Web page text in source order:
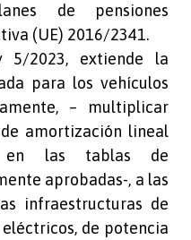
de pensiones
(UE) 2016/2341.
5/2023, extiende la
para los vehículos
– multiplicar
amortización lineal
en las tablas de
aprobadas-, a las
infraestructuras de
de potencia